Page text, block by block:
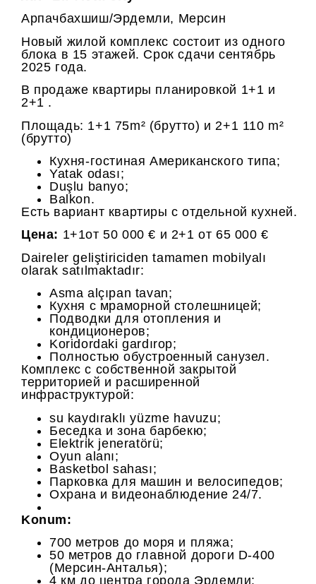
Арпачбахшиш/Эрдемли, Мерсин
Новый жилой комплекс состоит из одного
блока в 15 этажей. Срок сдачи сентябрь
2025 года.
В продаже квартиры планировкой 1+1 и
2+1 .
Площадь: 1+1 75m² (брутто) и 2+1 110 m²
(брутто)
Кухня-гостиная Американского типа;
Yatak odası;
Duşlu banyo;
Balkon.
Есть вариант квартиры с отдельной кухней.
Цена: 1+1от 50 000 € и 2+1 от 65 000 €
Daireler geliştiriciden tamamen mobilyalı
olarak satılmaktadır:
Asma alçıpan tavan;
Кухня с мраморной столешницей;
Подводки для отопления и
кондиционеров;
Koridordaki gardırop;
Полностью обустроенный санузел.
Комплекс с собственной закрытой
территорией и расширенной
инфраструктурой:
su kaydıraklı yüzme havuzu;
Беседка и зона барбекю;
Elektrik jeneratörü;
Oyun alanı;
Basketbol sahası;
Парковка для машин и велосипедов;
Охрана и видеонаблюдение 24/7.
Konum:
700 метров до моря и пляжа;
50 метров до главной дороги D-400
(Мерсин-Анталья);
4 км до центра города Эрдемли;